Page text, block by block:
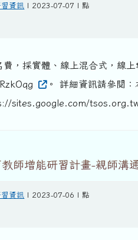
習資訊 | 2023-07-07 | 點
費，採實體、線上混合式，線
。 詳細資訊請參閱
sites.google.com/
師增能研習計畫-親師溝
習資訊 | 2023-07-06 | 點